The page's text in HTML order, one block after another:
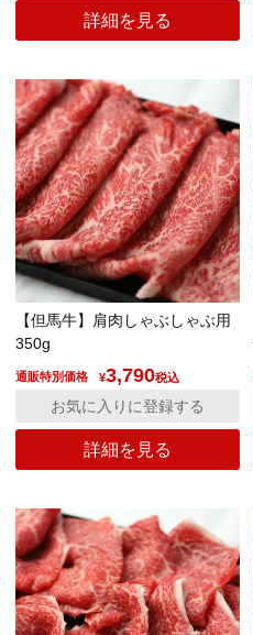
詳細を見る
【但馬牛】肩肉しゃぶしゃぶ用
350g
通販特別価格 ¥3,790税込
詳細を見る
お気に入りに登録する